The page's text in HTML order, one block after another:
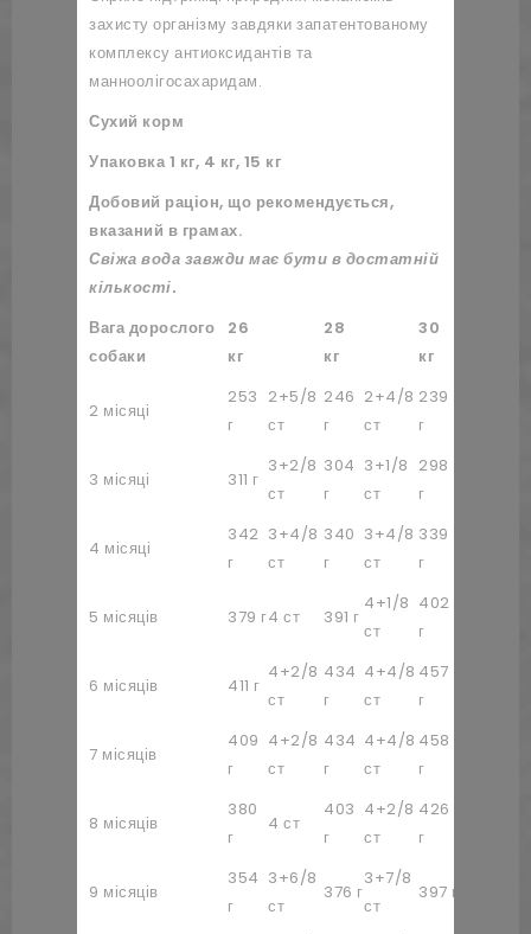
захисту організму завдяки запатентованому
комплексу антиоксидантів та
манноолігосахаридам.
Сухий корм
Упаковка 1 кг, 4 кг, 15 кг
Добовий раціон, що рекомендується,
вказаний в грамах.
Свіжа вода завжди має бути в достатній
кількості.
Вага дорослого
собаки
26
кг
28
кг
30
кг
2 місяці
253
г
2+5/8
ст
246
г
2+4/8
ст
239
г
3 місяці 311 г
3+2/8
ст
304
г
3+1/8
ст
298
г
4 місяці
342
г
3+4/8
ст
340
г
3+4/8
ст
339
г
5 місяців 379 г4 ст 391 г
4+1/8
ст
402
г
6 місяців 411 г
4+2/8
ст
434
г
4+4/8
ст
457
г
7 місяців
409
г
4+2/8
ст
434
г
4+4/8
ст
458
г
8 місяців
380
г
4 ст
403
г
4+2/8
ст
426
г
9 місяців
354
г
3+6/8
ст
376 г
3+7/8
ст
397 г